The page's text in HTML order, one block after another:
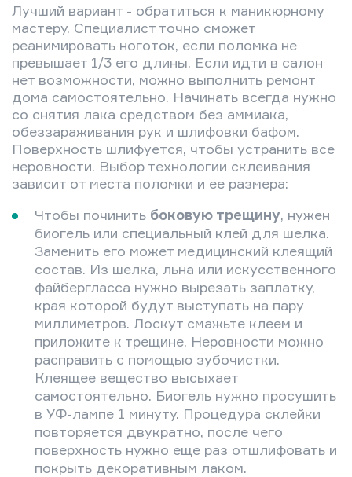
Лучший вариант - обратиться к маникюрному
мастеру. Специалист точно сможет
реанимировать ноготок, если поломка не
превышает 1/3 его длины. Если идти в салон
нет возможности, можно выполнить ремонт
дома самостоятельно. Начинать всегда нужно
со снятия лака средством без аммиака,
обеззараживания рук и шлифовки бафом.
Поверхность шлифуется, чтобы устранить все
неровности. Выбор технологии склеивания
зависит от места поломки и ее размера:
Чтобы починить боковую трещину, нужен
биогель или специальный клей для шелка.
Заменить его может медицинский клеящий
состав. Из шелка, льна или искусственного
файбергласса нужно вырезать заплатку,
края которой будут выступать на пару
миллиметров. Лоскут смажьте клеем и
приложите к трещине. Неровности можно
расправить с помощью зубочистки.
Клеящее вещество высыхает
самостоятельно. Биогель нужно просушить
в УФ-лампе 1 минуту. Процедура склейки
повторяется двукратно, после чего
поверхность нужно еще раз отшлифовать и
покрыть декоративным лаком.